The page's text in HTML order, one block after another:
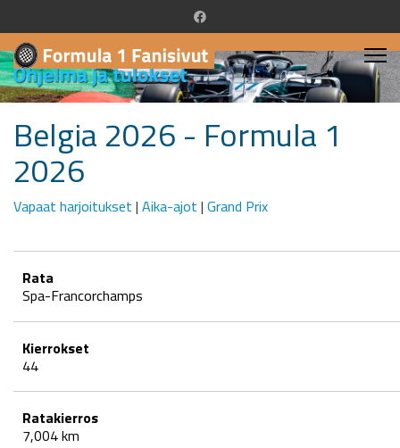
Belgia 2026 - Formula 1
2026
Vapaat harjoitukset | Aika-ajot | Grand Prix
Rata
Spa-Francorchamps
Kierrokset
44
Ratakierros
7,004 km